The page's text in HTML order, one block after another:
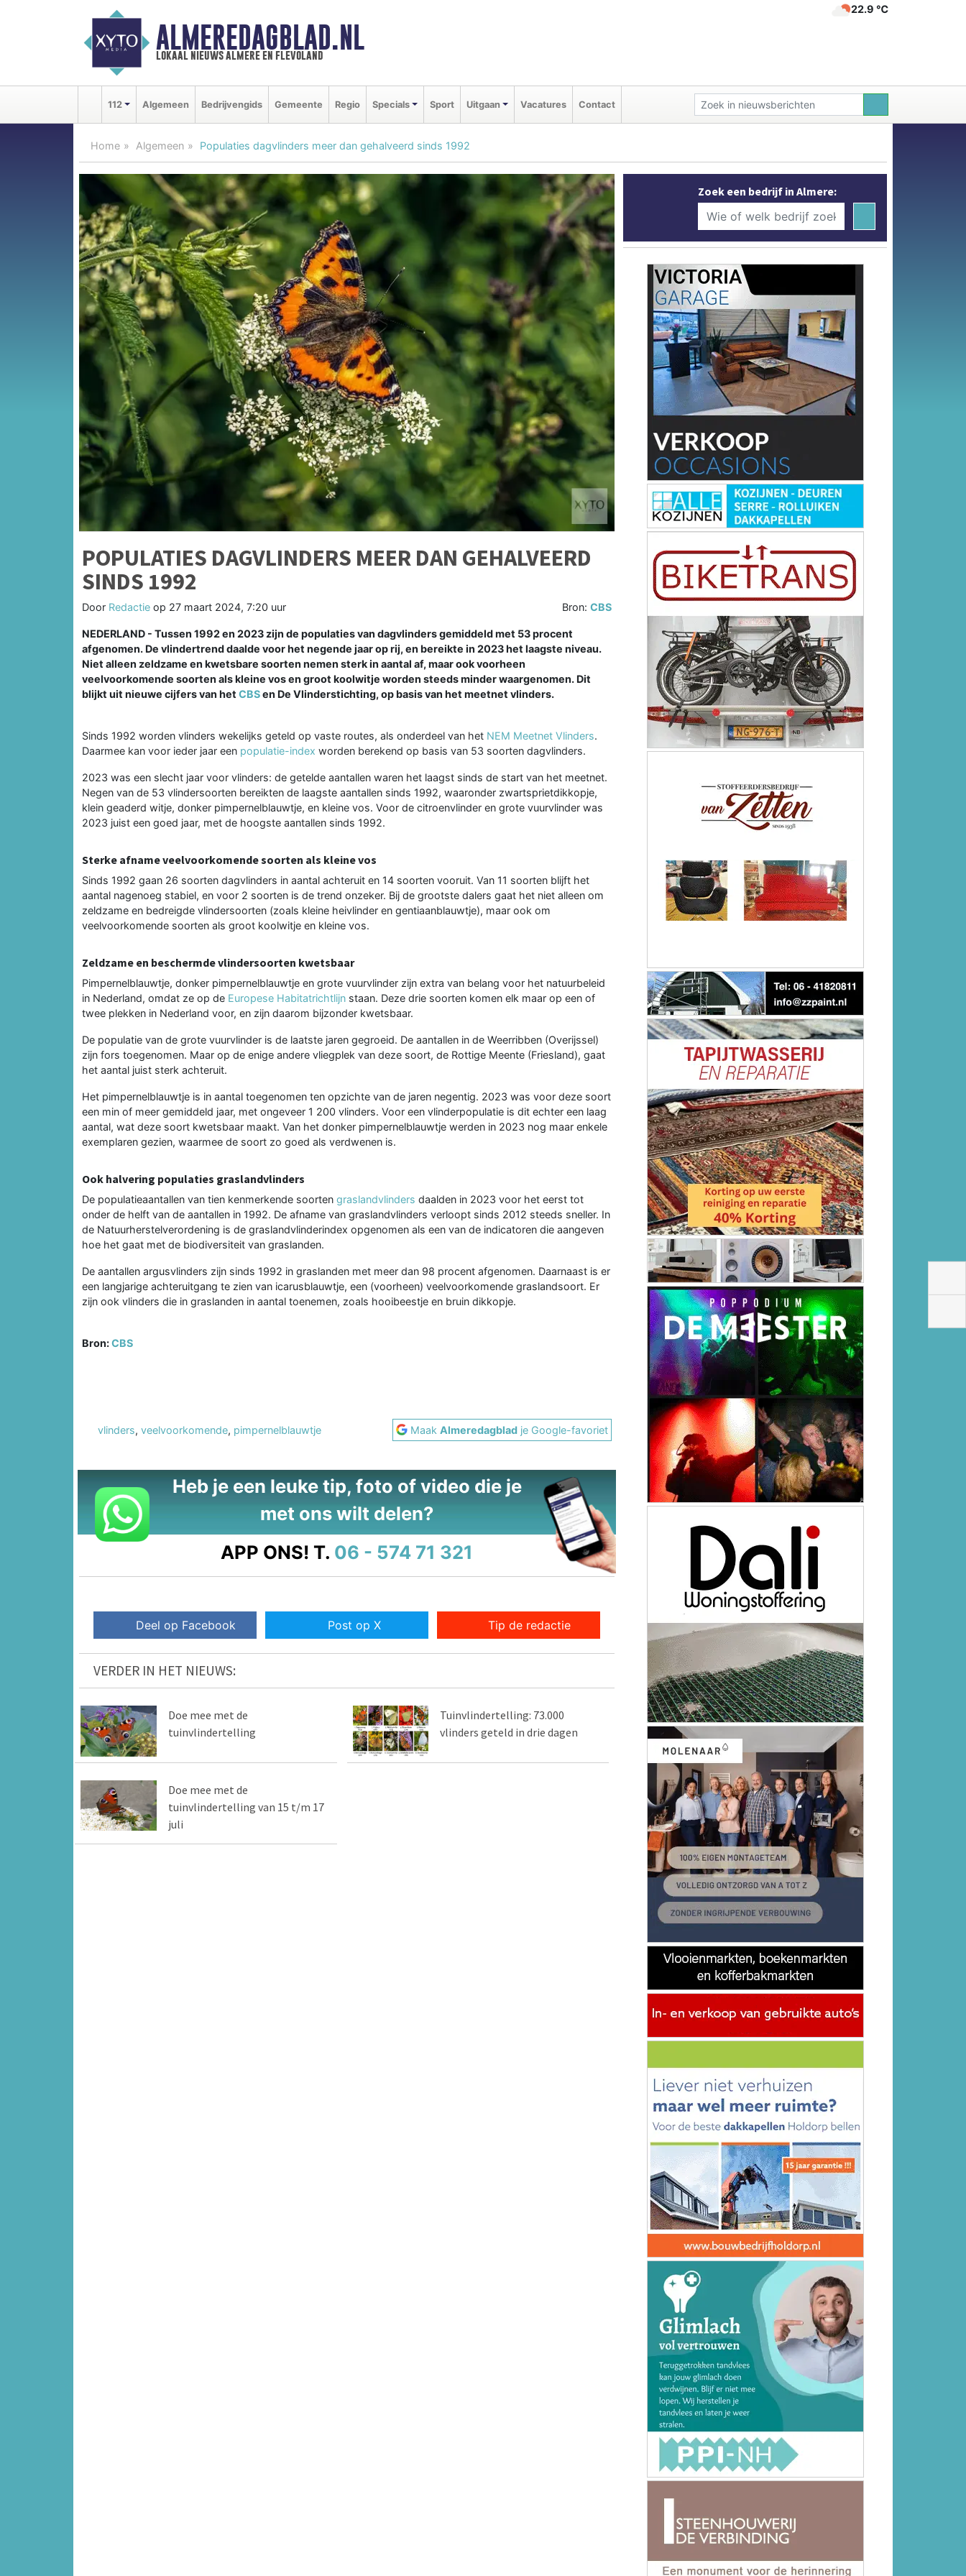
ALMEREDAGBLAD.NL
lokaal nieuws almere en flevoland
22.9 ℃
112 Algemeen Bedrijvengids Gemeente Regio Specials Sport Uitgaan Vacatures Contact
Home Algemeen Populaties dagvlinders meer dan gehalveerd sinds 1992
POPULATIES DAGVLINDERS MEER DAN GEHALVEERD
SINDS 1992
Door Redactie op 27 maart 2024, 7:20 uur Bron:CBS
NEDERLAND - Tussen 1992 en 2023 zijn de populaties van dagvlinders gemiddeld met 53 procent
afgenomen. De vlindertrend daalde voor het negende jaar op rij, en bereikte in 2023 het laagste niveau.
Niet alleen zeldzame en kwetsbare soorten nemen sterk in aantal af, maar ook voorheen
veelvoorkomende soorten als kleine vos en groot koolwitje worden steeds minder waargenomen. Dit
blijkt uit nieuwe cijfers van het CBSen De Vlinderstichting, op basis van het meetnet vlinders.
Sinds 1992 worden vlinders wekelijks geteld op vaste routes, als onderdeel van het NEM Meetnet Vlinders.
Daarmee kan voor ieder jaar een populatie-index worden berekend op basis van 53 soorten dagvlinders.
2023 was een slecht jaar voor vlinders: de getelde aantallen waren het laagst sinds de start van het meetnet.
Negen van de 53 vlindersoorten bereikten de laagste aantallen sinds 1992, waaronder zwartsprietdikkopje,
klein geaderd witje, donker pimpernelblauwtje, en kleine vos. Voor de citroenvlinder en grote vuurvlinder was
2023 juist een goed jaar, met de hoogste aantallen sinds 1992.
Sterke afname veelvoorkomende soorten als kleine vos
Sinds 1992 gaan 26 soorten dagvlinders in aantal achteruit en 14 soorten vooruit. Van 11 soorten blijft het
aantal nagenoeg stabiel, en voor 2 soorten is de trend onzeker. Bij de grootste dalers gaat het niet alleen om
zeldzame en bedreigde vlindersoorten (zoals kleine heivlinder en gentiaanblauwtje), maar ook om
veelvoorkomende soorten als groot koolwitje en kleine vos.
Zeldzame en beschermde vlindersoorten kwetsbaar
Pimpernelblauwtje, donker pimpernelblauwtje en grote vuurvlinder zijn extra van belang voor het natuurbeleid
in Nederland, omdat ze op de Europese Habitatrichtlijn staan. Deze drie soorten komen elk maar op een of
twee plekken in Nederland voor, en zijn daarom bijzonder kwetsbaar.
De populatie van de grote vuurvlinder is de laatste jaren gegroeid. De aantallen in de Weerribben (Overijssel)
zijn fors toegenomen. Maar op de enige andere vliegplek van deze soort, de Rottige Meente (Friesland), gaat
het aantal juist sterk achteruit.
Het pimpernelblauwtje is in aantal toegenomen ten opzichte van de jaren negentig. 2023 was voor deze soort
een min of meer gemiddeld jaar, met ongeveer 1 200 vlinders. Voor een vlinderpopulatie is dit echter een laag
aantal, wat deze soort kwetsbaar maakt. Van het donker pimpernelblauwtje werden in 2023 nog maar enkele
exemplaren gezien, waarmee de soort zo goed als verdwenen is.
Ook halvering populaties graslandvlinders
De populatieaantallen van tien kenmerkende soorten graslandvlinders daalden in 2023 voor het eerst tot
onder de helft van de aantallen in 1992. De afname van graslandvlinders verloopt sinds 2012 steeds sneller. In
de Natuurherstelverordening is de graslandvlinderindex opgenomen als een van de indicatoren die aangeven
hoe het gaat met de biodiversiteit van graslanden.
De aantallen argusvlinders zijn sinds 1992 in graslanden met meer dan 98 procent afgenomen. Daarnaast is er
een langjarige achteruitgang te zien van icarusblauwtje, een (voorheen) veelvoorkomende graslandsoort. Er
zijn ook vlinders die in graslanden in aantal toenemen, zoals hooibeestje en bruin dikkopje.
Bron:CBS
vlinders, veelvoorkomende, pimpernelblauwtje MaakAlmeredagblad je Google-favoriet
Heb je een leuke tip, foto of video die je
met ons wilt delen?
APP ONS! T. 06 - 574 71 321
Deel op Facebook Post op X Tip de redactie
VERDER IN HET NIEUWS:
Doe mee met de
tuinvlindertelling
Tuinvlindertelling: 73.000
vlinders geteld in drie dagen
Doe mee met de
tuinvlindertelling van 15 t/m 17
juli
Zoek een bedrijf in Almere: